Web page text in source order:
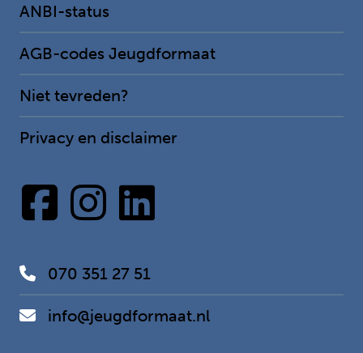
ANBI-status
AGB-codes Jeugdformaat
Niet tevreden?
Privacy en disclaimer
070 351 27 51
info@jeugdformaat.nl